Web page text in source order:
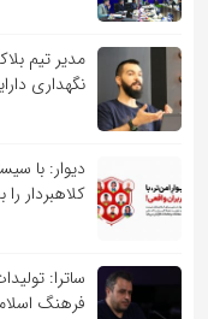
نگهداری
کلاهبردار
ساترا:
فرهنگ